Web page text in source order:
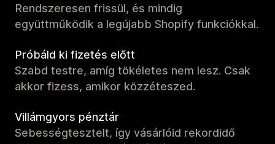
Rendszeresen frissül, és mindig
együttműködik a legújabb Shopify funkciókkal.
Próbáld ki fizetés előtt
Szabd testre, amíg tökéletes nem lesz. Csak
akkor fizess, amikor közzéteszed.
Villámgyors pénztár
Sebességtesztelt, így vásárlóid rekordidő